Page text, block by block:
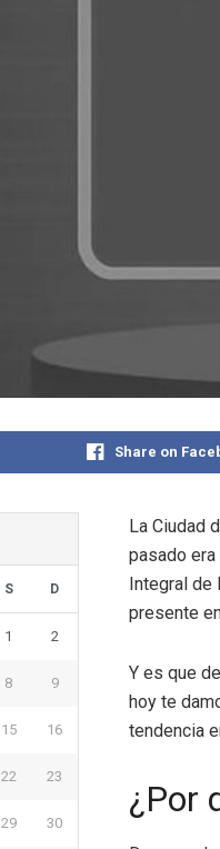
Share on
La Ciudad
pasado
Integral de
presente
Y es que
hoy te
tendencia
¿Por
S D
1 2
8 9
15 16
22 23
29 30